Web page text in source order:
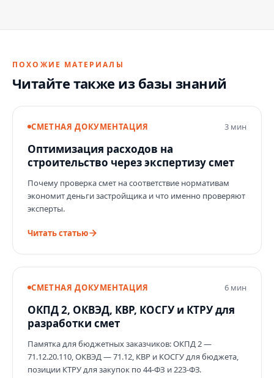
ПОХОЖИЕ МАТЕРИАЛЫ
Читайте также из базы знаний
СМЕТНАЯ ДОКУМЕНТАЦИЯ 3 мин
Оптимизация расходов на
строительство через экспертизу смет
Почему проверка смет на соответствие нормативам
экономит деньги застройщика и что именно проверяют
эксперты.
Читать статью
СМЕТНАЯ ДОКУМЕНТАЦИЯ 6 мин
ОКПД 2, ОКВЭД, КВР, КОСГУ и КТРУ для
разработки смет
Памятка для бюджетных заказчиков: ОКПД 2 —
71.12.20.110, ОКВЭД — 71.12, КВР и КОСГУ для бюджета,
позиции КТРУ для закупок по 44‑ФЗ и 223‑ФЗ.